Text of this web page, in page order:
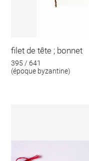
filet de tête ; bonnet
395 / 641
(époque byzantine)